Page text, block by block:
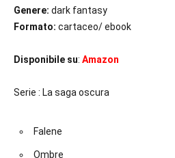
Genere: dark fantasy
Formato: cartaceo/ ebook
Disponibile su: Amazon
Serie : La saga oscura
Falene
Ombre